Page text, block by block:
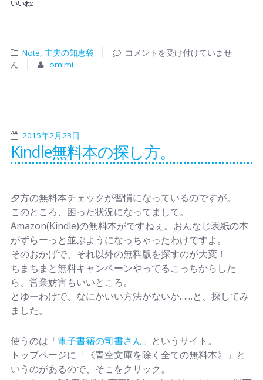
いいね:
Note 主夫の知恵袋
コメントを受け付けていませ
ん
omimi
2015年2月23日
Kindle無料本の探し方。
夕方の無料本チェックが習慣になっているのですが。
このところ、困った状況になってまして。
Amazon(Kindle)の無料本がですねぇ。おんなじ表紙の本
がずらーっと並ぶようになっちゃったわけですよ。
そのおかげで、それ以外の無料版を探すのが大変！
ちまちまと無料キャンペーンやってるこっちからした
ら、営業妨害もいいところ。
とゆーわけで、なにかいい方法がないか……と、探してみ
ました。
使うのは「電子書籍の司書さん 」というサイト。
トップページに「《青空文庫を除く全ての無料本》」と
いうのがあるので、そこをクリック。